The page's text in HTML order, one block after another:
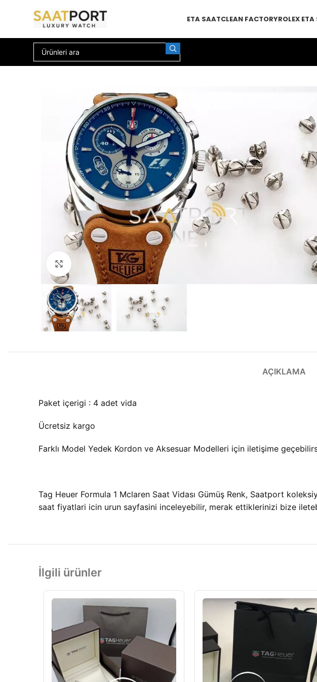
ETA SAATCLEAN FACTORYROLEX
Büyütmek için tıklayın
AÇIKLAMA
Paket içerigi : 4 adet vida
Ücretsiz kargo
Farklı Model Yedek Kordon ve Aksesuar Modelleri için iletişime
Tag Heuer Formula 1 Mclaren Saat Vidası Gümüş Renk, Saatport
saat fiyatlari icin urun sayfasini inceleyebilir, merak ettiklerinizi bize
İlgili ürünler